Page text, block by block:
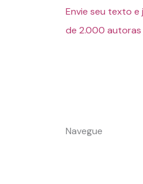
Envie seu texto e
de 2.000 autoras
Navegue